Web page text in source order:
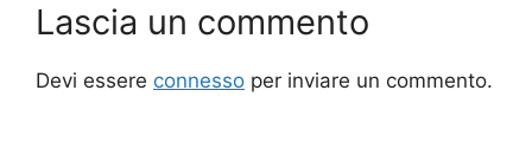
Lascia un commento
Devi essere connesso per inviare un commento.